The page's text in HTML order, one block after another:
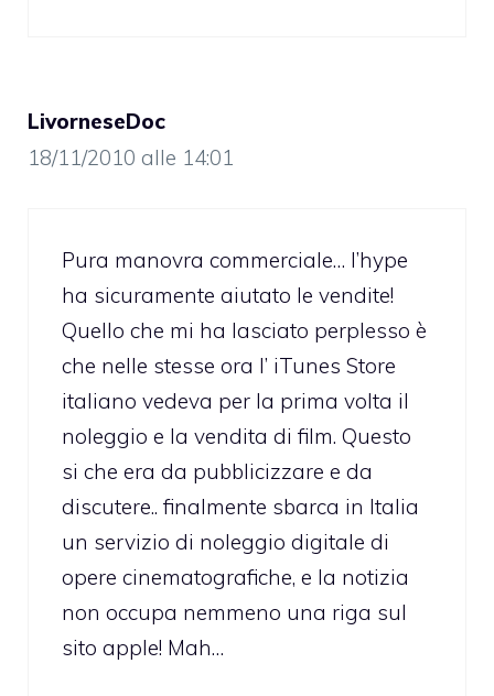
LivorneseDoc
18/11/2010 alle 14:01
Pura manovra commerciale… l’hype
ha sicuramente aiutato le vendite!
Quello che mi ha lasciato perplesso è
che nelle stesse ora l’ iTunes Store
italiano vedeva per la prima volta il
noleggio e la vendita di film. Questo
si che era da pubblicizzare e da
discutere.. finalmente sbarca in Italia
un servizio di noleggio digitale di
opere cinematografiche, e la notizia
non occupa nemmeno una riga sul
sito apple! Mah…